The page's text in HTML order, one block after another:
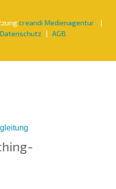
creandi Medienagentur|
Datenschutz| AGB